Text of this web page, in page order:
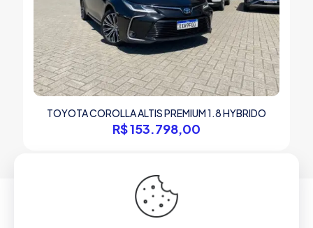
TOYOTA COROLLA ALTIS PREMIUM 1.8 HYBRIDO
R$153.798,00
© 2025 Gambatto Veículos Criciúma LTDA | Todos os